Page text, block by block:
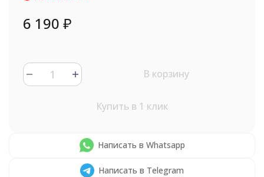
6 190 ₽
В корзину
Купить в 1 клик
Написать в Whatsapp
Написать в Telegram